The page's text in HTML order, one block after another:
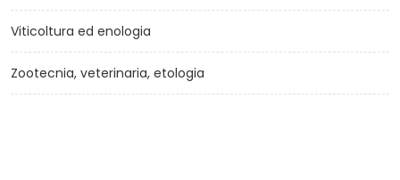
Viticoltura ed enologia
Zootecnia, veterinaria, etologia